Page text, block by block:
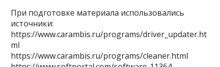
При подготовке материала использовались
источники:
https://www.carambis.ru/programs/driver_updater.ht
ml
https://www.carambis.ru/programs/cleaner.html